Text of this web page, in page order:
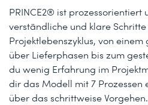
PRINCE2® ist prozessorientiert
verständliche und klare
Projektlebenszyklus, von
über Lieferphasen bis zum
du wenig Erfahrung im
dir das Modell mit 7 Prozessen
über das schrittweise Vorgehen.